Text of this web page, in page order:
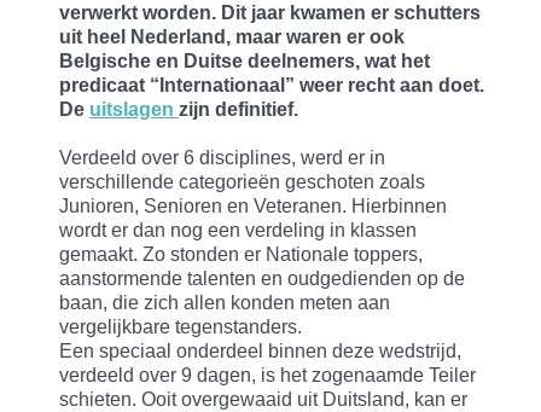
verwerkt worden. Dit jaar kwamen er schutters
uit heel Nederland, maar waren er ook
Belgische en Duitse deelnemers, wat het
predicaat “Internationaal” weer recht aan doet.
De uitslagen zijn definitief.
Verdeeld over 6 disciplines, werd er in
verschillende categorieën geschoten zoals
Junioren, Senioren en Veteranen. Hierbinnen
wordt er dan nog een verdeling in klassen
gemaakt. Zo stonden er Nationale toppers,
aanstormende talenten en oudgedienden op de
baan, die zich allen konden meten aan
vergelijkbare tegenstanders.
Een speciaal onderdeel binnen deze wedstrijd,
verdeeld over 9 dagen, is het zogenaamde Teiler
schieten. Ooit overgewaaid uit Duitsland, kan er